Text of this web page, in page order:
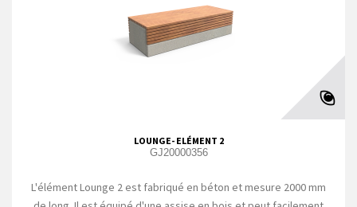
LOUNGE- ELÉMENT 2
GJ20000356
L'élément Lounge 2 est fabriqué en béton et mesure 2000 mm